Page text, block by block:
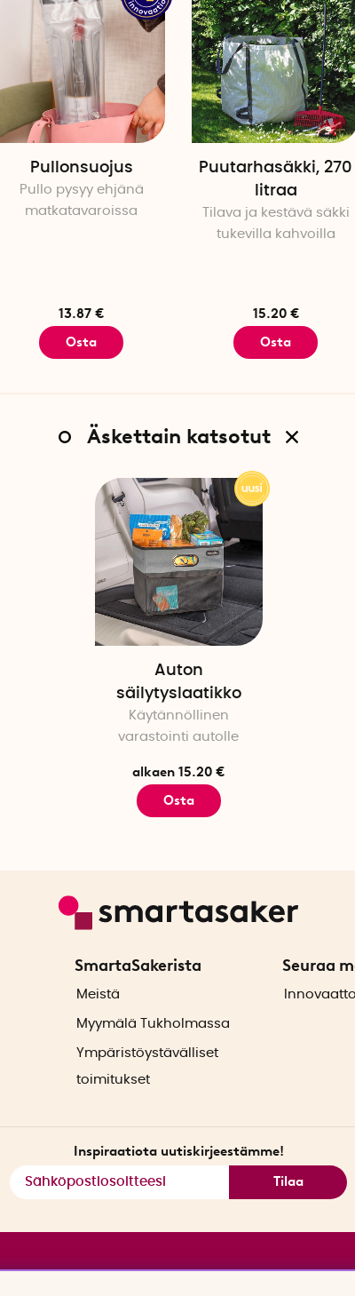
Pullonsuojus
Pullo pysyy ehjänä
matkatavaroissa
13.87 €
Osta
Puutarhasäkki, 270
litraa
Tilava ja kestävä säkki
tukevilla kahvoilla
15.20 €
Osta
Äskettain katsotut
Auton
säilytyslaatikko
Käytännöllinen
varastointi autolle
alkaen 15.20 €
Osta
SmartaSakerista
Meistä
Myymälä Tukholmassa
Ympäristöystävälliset
toimitukset
Seuraa
Inspiraatiota uutiskirjeestämme!
Tilaa